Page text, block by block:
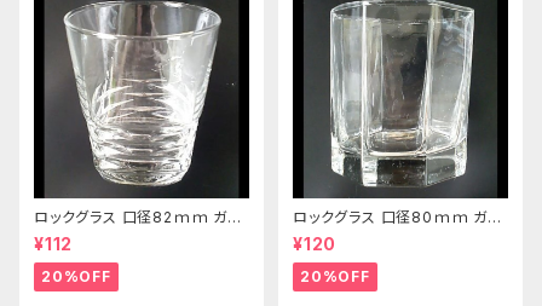
ロックグラス 口径82ｍｍ ガラ
ス製 250cc
¥112
20%OFF
ロックグラス 口径80ｍｍ ガラ
ス製 220cc
¥120
20%OFF